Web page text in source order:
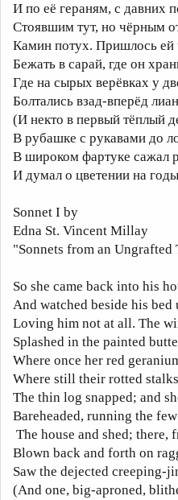
И по её гераням, с давних
Стоявшим тут, но чёрным
Камин потух. Пришлось ей
Бежать в сарай, где он
Где на сырых верёвках у
Болтались взад-вперёд
(И некто в первый тёплый
В рубашке с рукавами до
В широком фартуке сажал
И думал о цветении на
Sonnet I by
Edna St. Vincent Millay
"Sonnets from an Ungrafted
So she came back into his
And watched beside his
Loving him not at all. The
Splashed in the painted
Where once her red
Where still their rotted
The thin log snapped; and
Bareheaded, running the
The house and shed; there,
Blown back and forth on
Saw the dejected creeping-
(And one, big-aproned,